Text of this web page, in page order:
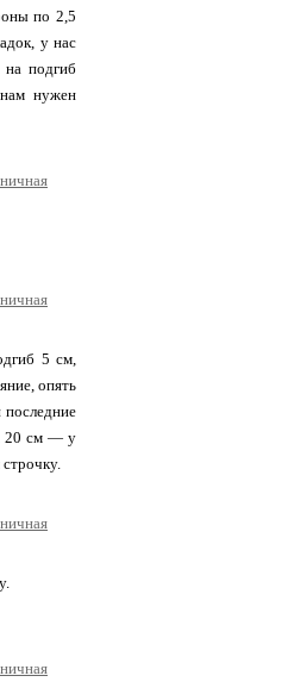
по 2,5
у нас
подгиб
нужен
5 см,
опять
последние
20 см — у